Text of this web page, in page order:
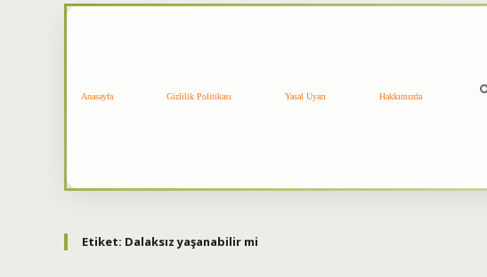
Anasayfa Gizlilik Politikası Yasal Uyarı Hakkımızda
Etiket: Dalaksız yaşanabilir mi